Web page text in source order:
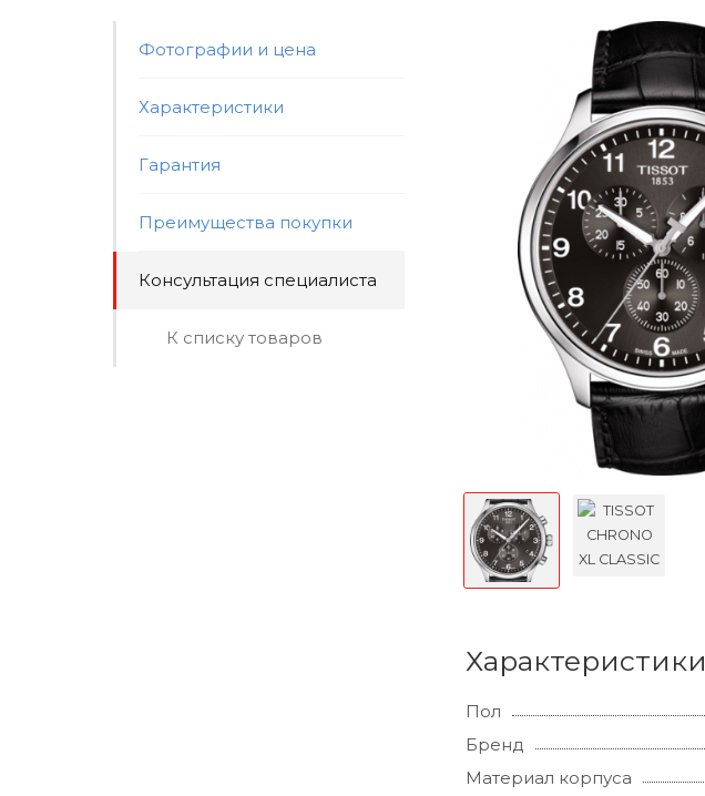
Фотографии и цена
Характеристики
Гарантия
Преимущества покупки
Консультация специалиста
К списку товаров
Характеристики
Пол
Бренд
Материал корпуса